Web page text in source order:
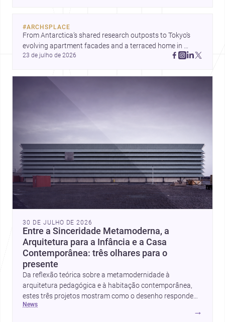
#ARCHSPLACE
From Antarctica’s shared research outposts to Tokyo’s
evolving apartment facades and a terraced home in
Amman, these projects show how architecture adapts to
23 de julho de 2026
30 DE JULHO DE 2026
Entre a Sinceridade Metamoderna, a
Arquitetura para a Infância e a Casa
Contemporânea: três olhares para o
presente
Da reflexão teórica sobre a metamodernidade à
arquitetura pedagógica e à habitação contemporânea,
estes três projetos mostram como o desenho responde
hoje a emoção, uso e contexto. Para arquitetos, são
pistas valiosas sobre como criar espaços mais humanos,
news
→